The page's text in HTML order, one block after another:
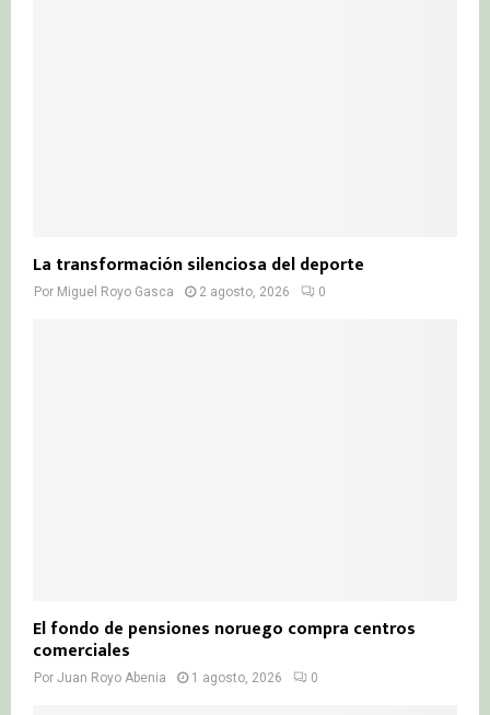
La transformación silenciosa del deporte
Por Miguel Royo Gasca 2 agosto, 2026 0
El fondo de pensiones noruego compra centros
comerciales
Por Juan Royo Abenia 1 agosto, 2026 0